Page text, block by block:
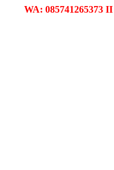
WA: 085741265373